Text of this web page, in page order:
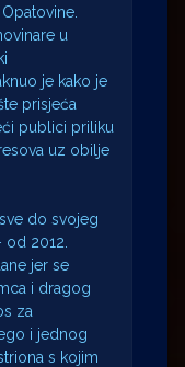
u
je kako je
prisjeća
publici priliku
uz obilje
do svojeg
od 2012.
jer se
i dragog
za
i jednog
s kojim